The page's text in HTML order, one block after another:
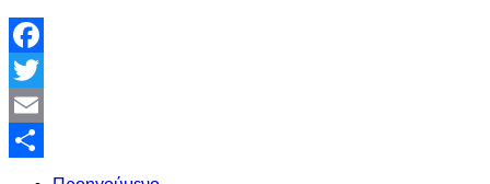
Facebook
Twitter
Email
Share